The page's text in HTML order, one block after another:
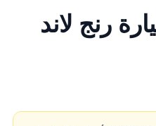
رنج لاند